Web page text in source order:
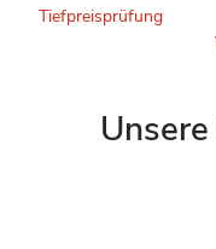
Tiefpreisprüfung